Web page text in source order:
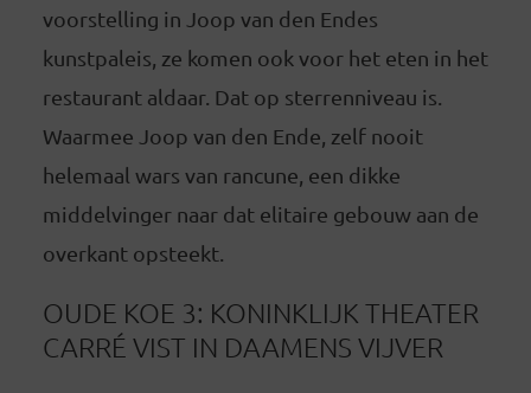
voorstelling in Joop van den Endes
kunstpaleis, ze komen ook voor het eten in het
restaurant aldaar. Dat op sterrenniveau is.
Waarmee Joop van den Ende, zelf nooit
helemaal wars van rancune, een dikke
middelvinger naar dat elitaire gebouw aan de
overkant opsteekt.
OUDE KOE 3: KONINKLIJK THEATER
CARRÉ VIST IN DAAMENS VIJVER